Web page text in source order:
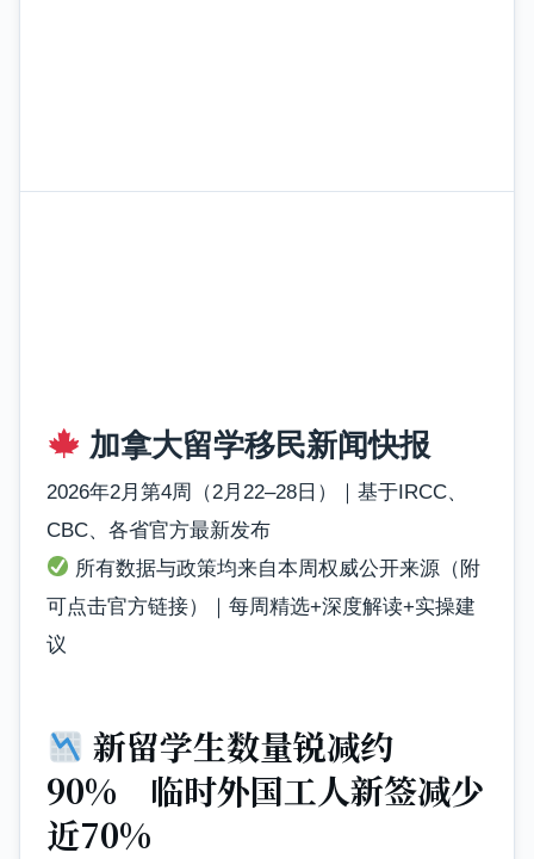
加拿大留学移民新闻快报
2026年2月第4周（2月22–28日）｜基于IRCC、
CBC、各省官方最新发布
所有数据与政策均来自本周权威公开来源（附
可点击官方链接）｜每周精选+深度解读+实操建
议
新留学生数量锐减约
90% 临时外国工人新签减少
近70%